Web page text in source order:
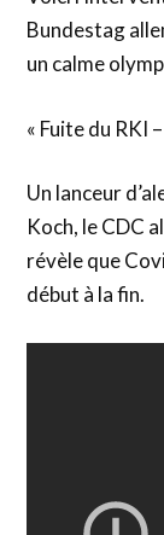
Bundestag
un calme
« Fuite du RKI
Un lanceur
Koch, le CDC
révèle que
début à la fin.